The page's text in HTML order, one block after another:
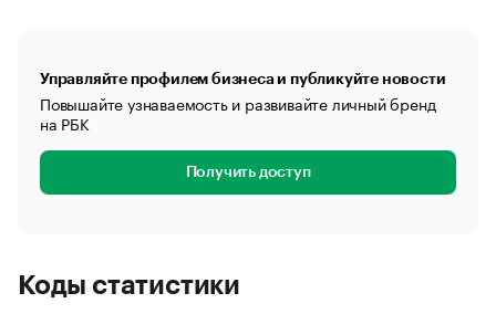
Управляйте профилем бизнеса и публикуйте новости
Повышайте узнаваемость и развивайте личный бренд
на РБК
Получить доступ
Коды статистики